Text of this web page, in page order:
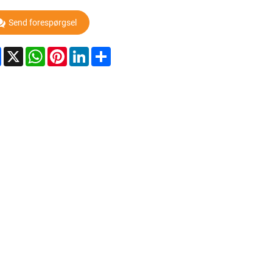
Send forespørgsel
Facebook
X WhatsApp
PinterestLinkedInShare